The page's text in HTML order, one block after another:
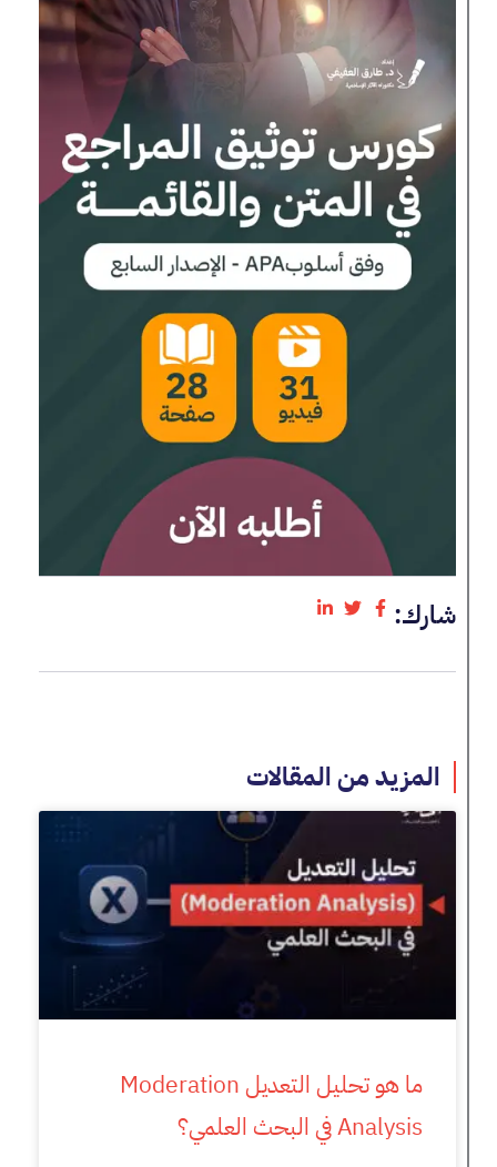
شارك:
المزيد من المقالات
ما هو تحليل التعديل Moderation
Analysis في البحث العلمي؟